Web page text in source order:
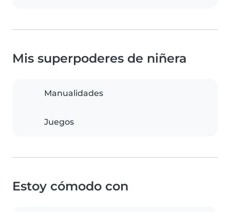
Mis superpoderes de niñera
Manualidades
Juegos
Estoy cómodo con